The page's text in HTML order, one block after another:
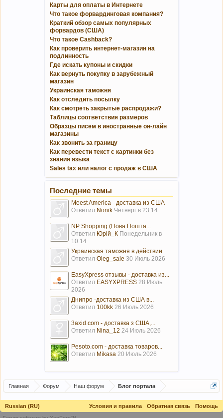
Карты для оплаты в Интернете
Что такое форвардинговая компания?
Краткий обзор самых популярных
форвардов (США)
Что такое Cashback?
Как проверить интернет-магазин на
подлинность
Где искать купоны и скидки
Как вернуть покупку в зарубежный
магазин
Украинская таможня
Как отследить посылку
Как смотреть закрытые распродажи?
Таблицы соответствия размеров
Образцы писем в иностранные он-лайн
магазины
Как звонить за границу
Как перевести текст с картинки без
знания языка
Sales tax или налог с продаж в США
Последние темы
Meest America - доставка из США
Ответил Nonik Четверг в 23:14
NP Shopping (Нова Пошта...
Ответил Юрій_К Понедельник в
10:14
Украинская таможня в действии
Ответил Oleg_sale 30 Июль 2026
EasyXpress отзывы - доставка из...
Ответил EASYXPRESS 28 Июль
2026
Днипро -доставка из США в...
Ответил 100kk 26 Июль 2026
3axid.com - доставка з США,...
Ответил Nina_12 24 Июль 2026
Pesoto.com - доставка товаров...
Ответил Mikasa 20 Июль 2026
Главная Форум Наш форум Блог портала
Russian (RU) Условия и правила Обратная связь
Помощь